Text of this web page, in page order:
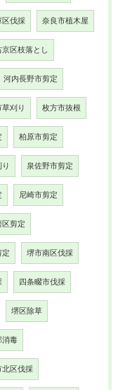
区伐採 奈良市植木屋
区枝落とし
河内長野市剪定
草刈り 枚方市抜根
柏原市剪定
泉佐野市剪定
尼崎市剪定
区剪定
定 堺市南区伐採
四条畷市伐採
堺区除草
消毒
北区伐採